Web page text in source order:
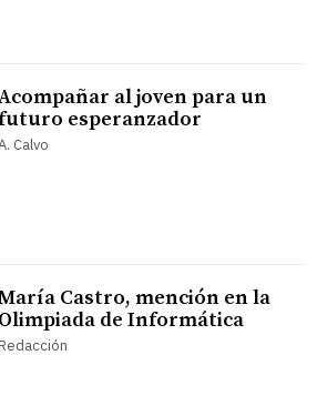
al joven para un
futuro esperanzador
Calvo
Castro, mención en la
Olimpiada de Informática